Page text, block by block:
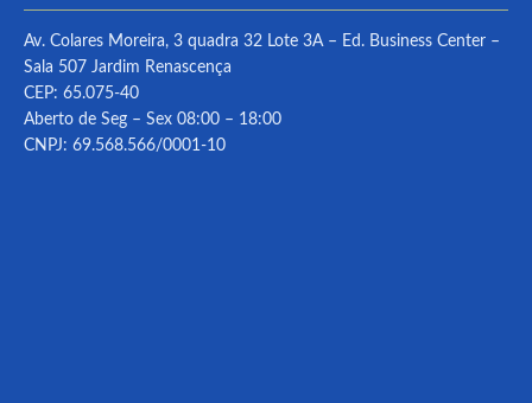
Av. Colares Moreira, 3 quadra 32 Lote 3A – Ed. Business Center –
Sala 507 Jardim Renascença
CEP: 65.075-40
Aberto de Seg – Sex 08:00 – 18:00
CNPJ: 69.568.566/0001-10